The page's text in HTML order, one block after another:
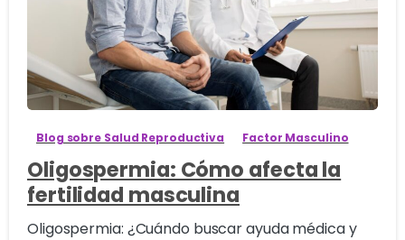
Blog sobre Salud Reproductiva Factor Masculino
Oligospermia: Cómo afecta la
fertilidad masculina
Oligospermia: ¿Cuándo buscar ayuda médica y